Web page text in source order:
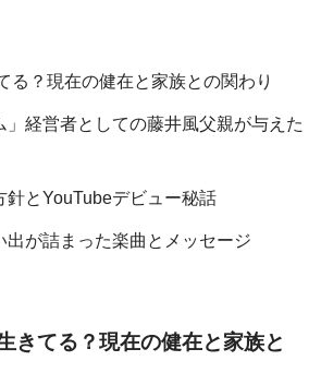
る？現在の健在と家族との関わり
」経営者としての藤井風父親が与えた
針とYouTubeデビュー秘話
出が詰まった楽曲とメッセージ
きてる？現在の健在と家族と